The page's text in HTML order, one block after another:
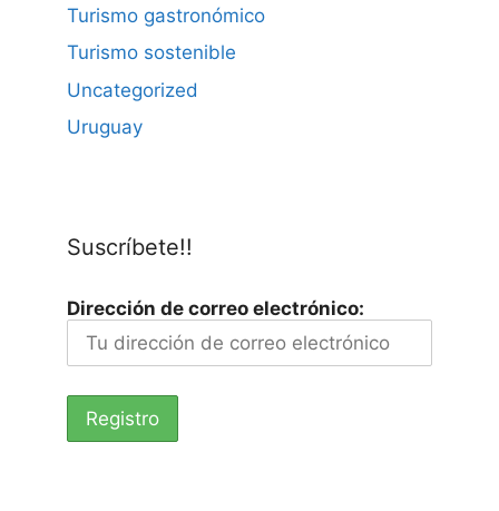
Turismo gastronómico
Turismo sostenible
Uncategorized
Uruguay
Suscríbete!!
Dirección de correo electrónico: